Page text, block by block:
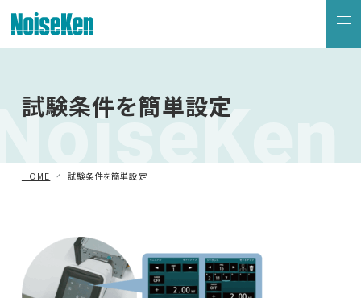
試験条件を簡単設定
HOME 試験条件を簡単設定
方形波インパルスノイズ試験器
雷サージ試験器